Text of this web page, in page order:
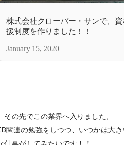
株式会社クローバー・サンで、
援制度を作りました！！
January 15, 2020
の先でこの業界へ入りました。
関連の勉強をしつつ、いつかは大
事がしてみたいです！！